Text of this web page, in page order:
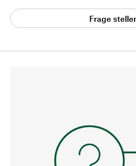
Frage